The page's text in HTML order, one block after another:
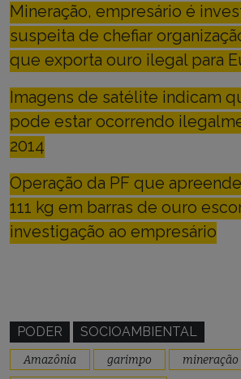
Mineração, empresário é
suspeita de chefiar
que exporta ouro ilegal para
Imagens de satélite indicam
pode estar ocorrendo
2014
Operação da PF que
111 kg em barras de ouro
investigação ao empresário
PODER SOCIOAMBIENTAL
Amazônia garimpo
mineração